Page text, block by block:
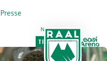
Newsletter
TICKETING
VIP